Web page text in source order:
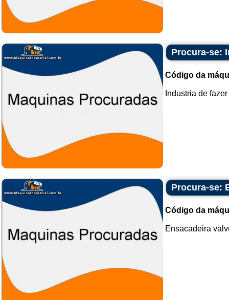
Procura-se:
Código da
Industria de
Procura-se:
Código da
Ensacadeira